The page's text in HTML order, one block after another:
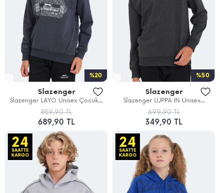
%20
Slazenger
Slazenger LAYO Unisex Çocuk...
859,90 TL
689,90 TL
%50
Slazenger
Slazenger LUPPA IN Unisex...
699,90 TL
349,90 TL